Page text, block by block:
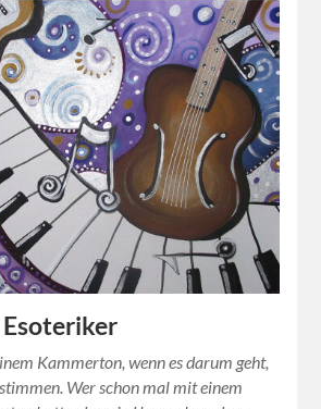
Kammerton, wenn es darum geht,
Wer schon mal mit einem